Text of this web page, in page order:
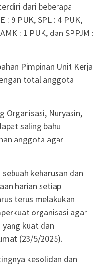
dari beberapa
: 9 PUK, SPL : 4 PUK,
: 1 PUK, dan SPPJM :
Pimpinan Unit Kerja
total anggota
Organisasi, Nuryasin,
saling bahu
anggota agar
keharusan dan
harian setiap
terus melakukan
organisasi agar
yang kuat dan
(23/5/2025).
kesolidan dan